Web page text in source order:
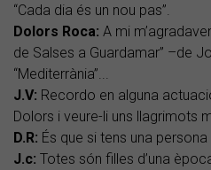
“Cada dia és un nou pas”.
Dolors Roca: A mi
de Salses a Guardamar” –de
“Mediterrània”...
J.V: Recordo en alguna
Dolors i veure-li uns llagrimots
D.R: És que si tens una
J.c: Totes són filles d’una